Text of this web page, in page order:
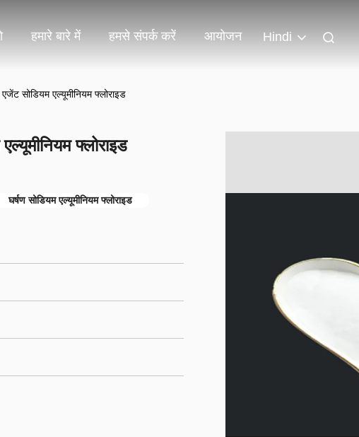
हमारे बारे में हमसे संपर्क करें आयोजन Hindi
सोडियम एल्यूमीनियम फ्लोराइड
फ्लोराइड
घर्षण सोडियम एल्यूमीनियम फ्लोराइड